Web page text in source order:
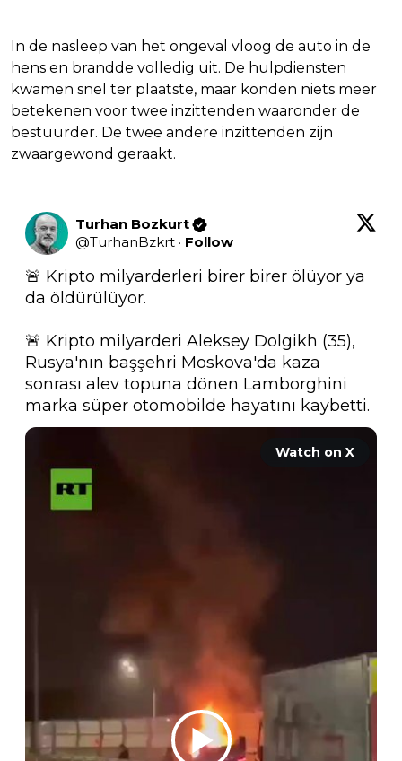
In de nasleep van het ongeval vloog de auto in de
hens en brandde volledig uit. De hulpdiensten
kwamen snel ter plaatste, maar konden niets meer
betekenen voor twee inzittenden waaronder de
bestuurder. De twee andere inzittenden zijn
zwaargewond geraakt.
Turhan Bozkurt
@TurhanBzkrt · Follow
🚨 Kripto milyarderleri birer birer ölüyor ya
da öldürülüyor.
🚨 Kripto milyarderi Aleksey Dolgikh (35),
Rusya'nın başşehri Moskova'da kaza
sonrası alev topuna dönen Lamborghini
marka süper otomobilde hayatını kaybetti.
Watch on X